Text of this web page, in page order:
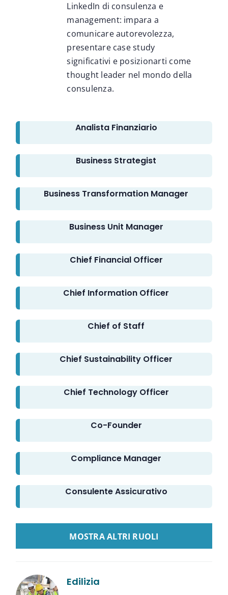
LinkedIn di consulenza e
management: impara a
comunicare autorevolezza,
presentare case study
significativi e posizionarti come
thought leader nel mondo della
consulenza.
Analista Finanziario
Business Strategist
Business Transformation Manager
Business Unit Manager
Chief Financial Officer
Chief Information Officer
Chief of Staff
Chief Sustainability Officer
Chief Technology Officer
Co-Founder
Compliance Manager
Consulente Assicurativo
Edilizia